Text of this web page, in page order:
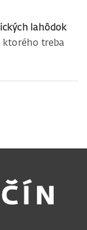
lahôdok
ktorého treba